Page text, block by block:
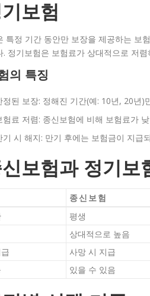
보험
특정 기간 동안만 보장을 제공하는 보
. 정기보험은 보험료가 상대적으로 저
의 특징
정된 보장: 정해진 기간(예: 10년, 20년)
험료 저렴: 종신보험에 비해 보험료가
기 시 해지: 만기 후에는 보험금이 지급
보험과 정기보
종신보험
평생
상대적으로 높음
사망 시 지급
있을 수 있음